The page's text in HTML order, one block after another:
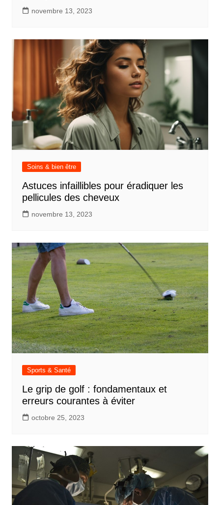
novembre 13, 2023
Soins & bien être
Astuces infaillibles pour éradiquer les
pellicules des cheveux
novembre 13, 2023
Sports & Santé
Le grip de golf : fondamentaux et
erreurs courantes à éviter
octobre 25, 2023